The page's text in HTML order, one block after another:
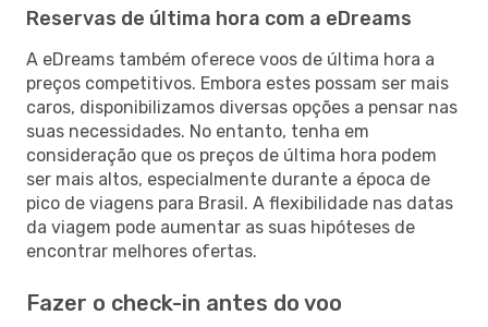
Reservas de última hora com a eDreams
A eDreams também oferece voos de última hora a
preços competitivos. Embora estes possam ser mais
caros, disponibilizamos diversas opções a pensar nas
suas necessidades. No entanto, tenha em
consideração que os preços de última hora podem
ser mais altos, especialmente durante a época de
pico de viagens para Brasil. A flexibilidade nas datas
da viagem pode aumentar as suas hipóteses de
encontrar melhores ofertas.
Fazer o check-in antes do voo